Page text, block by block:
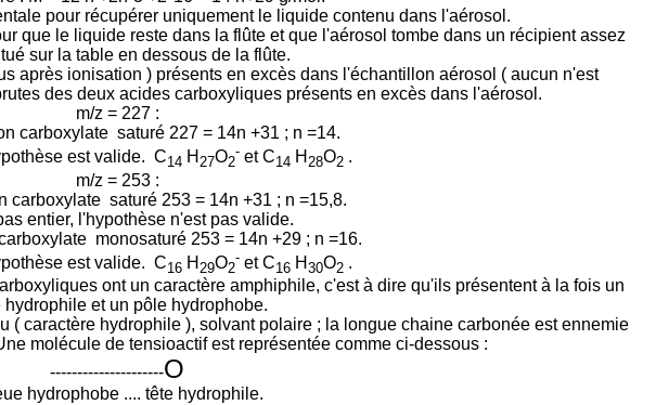
pour récupérer uniquement le liquide contenu dans l'aérosol.
que le liquide reste dans la flûte et que l'aérosol tombe dans un récipient assez
sur la table en dessous de la flûte.
après ionisation ) présents en excès dans l'échantillon aérosol ( aucun n'est
des deux acides carboxyliques présents en excès dans l'aérosol.
m/z = 227 :
carboxylate saturé 227 = 14n +31 ; n =14.
est valide. C14 H 27O2
-etC14 H 28O2.
m/z = 253 :
carboxylate saturé 253 = 14n +31 ; n =15,8.
entier, l'hypothèse n'est pas valide.
monosaturé 253 = 14n +29 ; n =16.
est valide. C16H 29O2
-etC16H 30O2.
ont un caractère amphiphile, c'est à dire qu'ils présentent à la fois un
hydrophile et un pôle hydrophobe.
( caractère hydrophile ), solvant polaire ; la longue chaine carbonée est ennemie
molécule de tensioactif est représentée comme ci-dessous :
---------------------O
hydrophobe .... tête hydrophile.